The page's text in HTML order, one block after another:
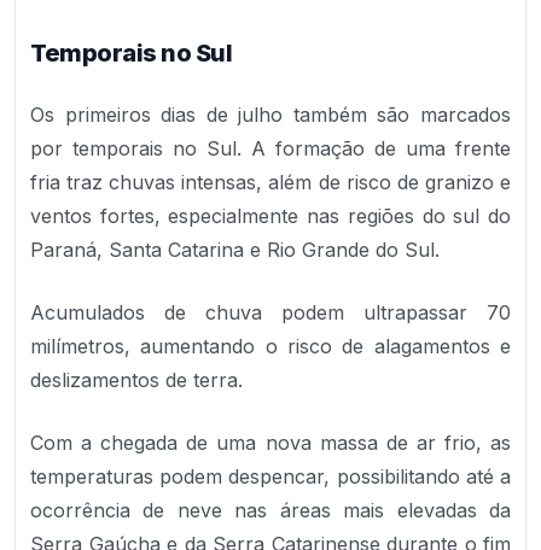
Temporais no Sul
Os primeiros dias de julho também são marcados
por temporais no Sul. A formação de uma frente
fria traz chuvas intensas, além de risco de granizo e
ventos fortes, especialmente nas regiões do sul do
Paraná, Santa Catarina e Rio Grande do Sul.
Acumulados de chuva podem ultrapassar 70
milímetros, aumentando o risco de alagamentos e
deslizamentos de terra.
Com a chegada de uma nova massa de ar frio, as
temperaturas podem despencar, possibilitando até a
ocorrência de neve nas áreas mais elevadas da
Serra Gaúcha e da Serra Catarinense durante o fim